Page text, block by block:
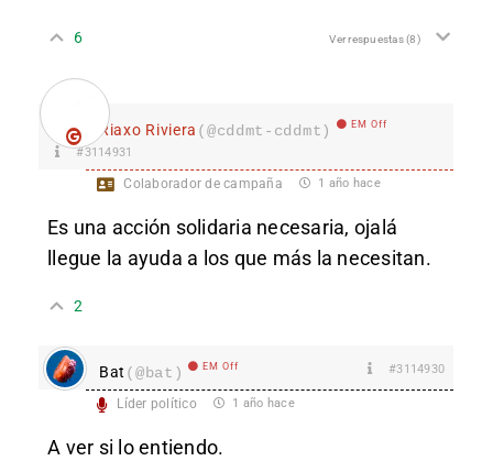
6 Ver respuestas(8)
Riaxo Riviera (@cddmt-cddmt) EM Off
#3114931
Colaborador de campaña 1 año hace
Es una acción solidaria necesaria, ojalá
llegue la ayuda a los que más la necesitan.
2
Bat (@bat) EM Off #3114930
Líder político 1 año hace
A ver si lo entiendo.